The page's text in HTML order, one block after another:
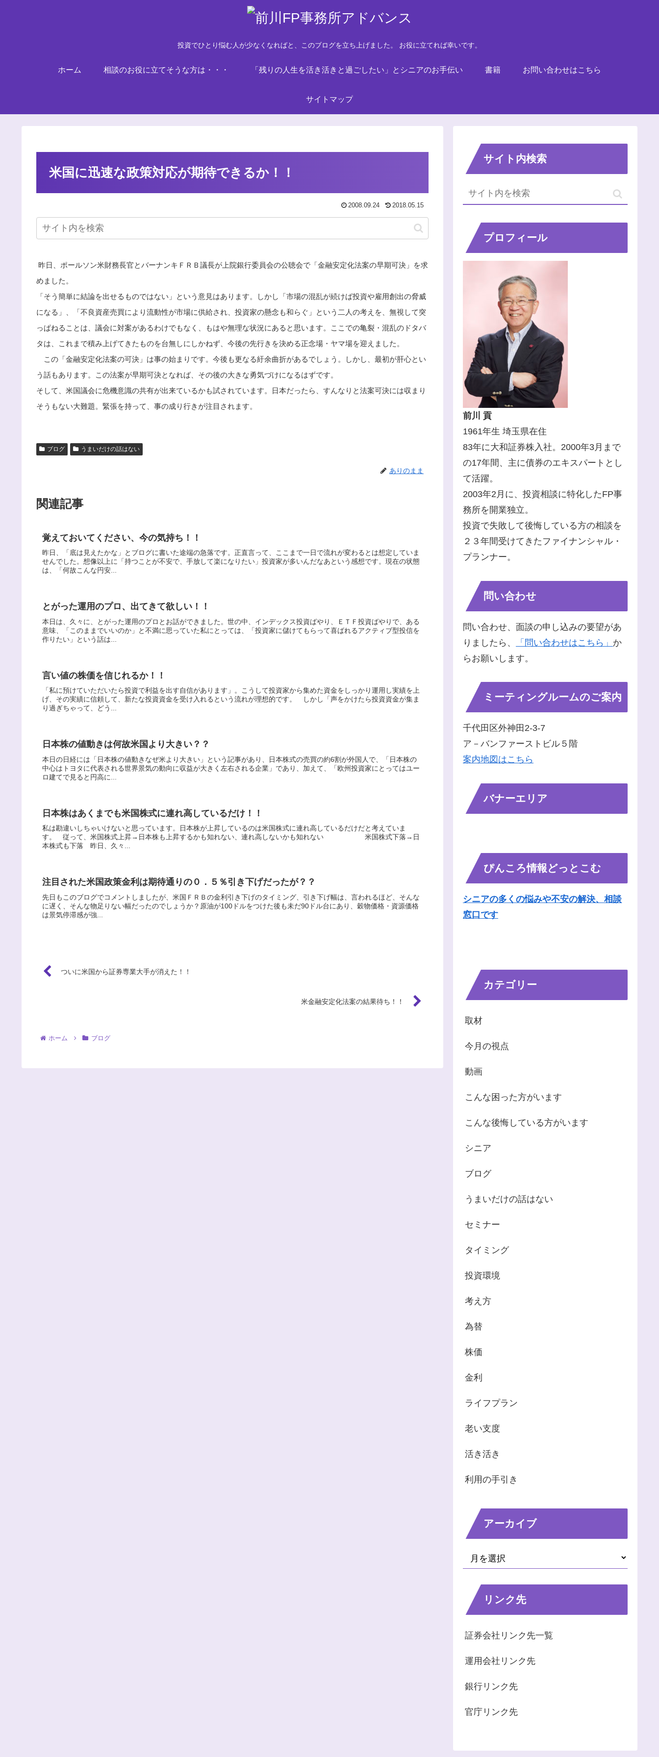
投資でひとり悩む人が少なくなればと、このブログを立ち上げました。 お役に立てれば幸いです。
ホーム 相談のお役に立てそうな方は・・・ 「残りの人生を活き活きと過ごしたい」とシニアのお手伝い 書籍 お問い合わせはこちら
サイトマップ
米国に迅速な政策対応が期待できるか！！
2008.09.24 2018.05.15
昨日、ポールソン米財務長官とバーナンキＦＲＢ議長が上院銀行委員会の公聴会で「金融安定化法案の早期可決」を求
めました。
「そう簡単に結論を出せるものではない」という意見はあります。しかし「市場の混乱が続けば投資や雇用創出の脅威
になる」、「不良資産売買により流動性が市場に供給され、投資家の懸念も和らぐ」という二人の考えを、無視して突
っぱねることは、議会に対案があるわけでもなく、もはや無理な状況にあると思います。ここでの亀裂・混乱のドタバ
タは、これまで積み上げてきたものを台無しにしかねず、今後の先行きを決める正念場・ヤマ場を迎えました。
この「金融安定化法案の可決」は事の始まりです。今後も更なる紆余曲折があるでしょう。しかし、最初が肝心とい
う話もあります。この法案が早期可決となれば、その後の大きな勇気づけになるはずです。
そして、米国議会に危機意識の共有が出来ているかも試されています。日本だったら、すんなりと法案可決には収まり
そうもない大難題。緊張を持って、事の成り行きが注目されます。
ブログ うまいだけの話はない
ありのまま
関連記事
覚えておいてください、今の気持ち！！
昨日、「底は見えたかな」とブログに書いた途端の急落です。正直言って、ここまで一日で流れが変わるとは想定していま
せんでした。想像以上に「持つことが不安で、手放して楽になりたい」投資家が多いんだなあという感想です。現在の状態
は、「何故こんな円安...
とがった運用のプロ、出てきて欲しい！！
本日は、久々に、とがった運用のプロとお話ができました。世の中、インデックス投資ばやり、ＥＴＦ投資ばやりで、ある
意味、「このままでいいのか」と不満に思っていた私にとっては、「投資家に儲けてもらって喜ばれるアクティブ型投信を
作りたい」という話は...
言い値の株価を信じれるか！！
「私に預けていただいたら投資で利益を出す自信があります」。こうして投資家から集めた資金をしっかり運用し実績を上
げ、その実績に信頼して、新たな投資資金を受け入れるという流れが理想的です。 しかし「声をかけたら投資資金が集ま
り過ぎちゃって、どう...
日本株の値動きは何故米国より大きい？？
本日の日経には「日本株の値動きなぜ米より大きい」という記事があり、日本株式の売買の約6割が外国人で、「日本株の
中心はトヨタに代表される世界景気の動向に収益が大きく左右される企業」であり、加えて、「欧州投資家にとってはユー
ロ建てで見ると円高に...
日本株はあくまでも米国株式に連れ高しているだけ！！
私は勘違いしちゃいけないと思っています。日本株が上昇しているのは米国株式に連れ高しているだけだと考えていま
す。 従って、米国株式上昇→日本株も上昇するかも知れない、連れ高しないかも知れない 米国株式下落→日
本株式も下落 昨日、久々...
注目された米国政策金利は期待通りの０．５％引き下げだったが？？
先日もこのブログでコメントしましたが、米国ＦＲＢの金利引き下げのタイミング、引き下げ幅は、言われるほど、そんな
に遅く、そんな物足りない幅だったのでしょうか？原油が100ドルをつけた後も未だ90ドル台にあり、穀物価格・資源価格
は景気停滞感が強...
ついに米国から証券専業大手が消えた！！
米金融安定化法案の結果待ち！！
ホーム ブログ
サイト内検索
プロフィール
前川 貢
1961年生 埼玉県在住
83年に大和証券株入社。2000年3月まで
の17年間、主に債券のエキスパートとし
て活躍。
2003年2月に、投資相談に特化したFP事
務所を開業独立。
投資で失敗して後悔している方の相談を
２３年間受けてきたファイナンシャル・
プランナー。
問い合わせ
問い合わせ、面談の申し込みの要望があ
りましたら、
「問い合わせはこちら」 か
らお願いします。
ミーティングルームのご案内
千代田区外神田2-3-7
ア－バンファーストビル５階
案内地図はこちら
バナーエリア
ぴんころ情報どっとこむ
シニアの多くの悩みや不安の解決、相談
窓口です
カテゴリー
取材
今月の視点
動画
こんな困った方がいます
こんな後悔している方がいます
シニア
ブログ
うまいだけの話はない
セミナー
タイミング
投資環境
考え方
為替
株価
金利
ライフプラン
老い支度
活き活き
利用の手引き
アーカイブ
リンク先
証券会社リンク先一覧
運用会社リンク先
銀行リンク先
官庁リンク先